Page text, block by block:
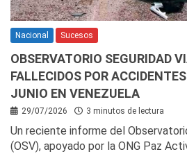
Nacional Sucesos
OBSERVATORIO SEGURIDAD
FALLECIDOS POR
JUNIO EN VENEZUELA
29/07/2026 3 minutos de lectura
Un reciente informe del
(OSV), apoyado por la ONG Paz